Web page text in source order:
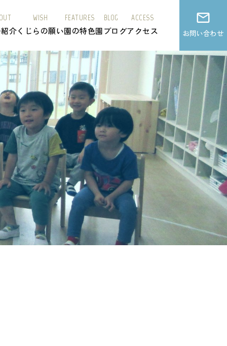
介
WISH
くじらの願い
FEATURES
園の特色
BLOG
園ブログ
ACCESS
アクセス お問い合わせ